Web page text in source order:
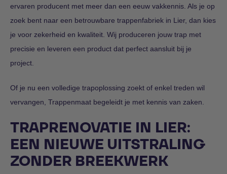
ervaren producent met meer dan een eeuw vakkennis. Als je op
zoek bent naar een betrouwbare trappenfabriek in Lier, dan kies
je voor zekerheid en kwaliteit. Wij produceren jouw trap met
precisie en leveren een product dat perfect aansluit bij je
project.
Of je nu een volledige trapoplossing zoekt of enkel treden wil
vervangen, Trappenmaat begeleidt je met kennis van zaken.
TRAPRENOVATIE IN LIER:
EEN NIEUWE UITSTRALING
ZONDER BREEKWERK